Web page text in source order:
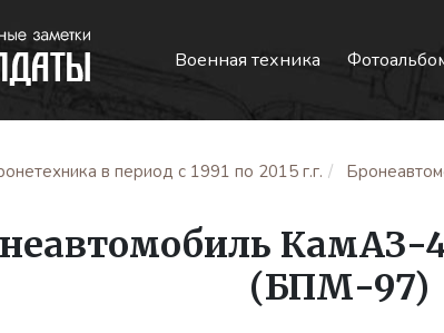
Военная техника
в период с 1991 по 2015 г.г.
КамАЗ-
(БПМ-97)